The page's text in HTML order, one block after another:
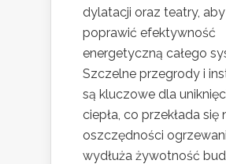
dylatacji oraz teatry, aby
poprawić efektywność
energetyczną całego
Szczelne przegrody i
są kluczowe dla
ciepła, co przekłada się
oszczędności
wydłuża żywotność